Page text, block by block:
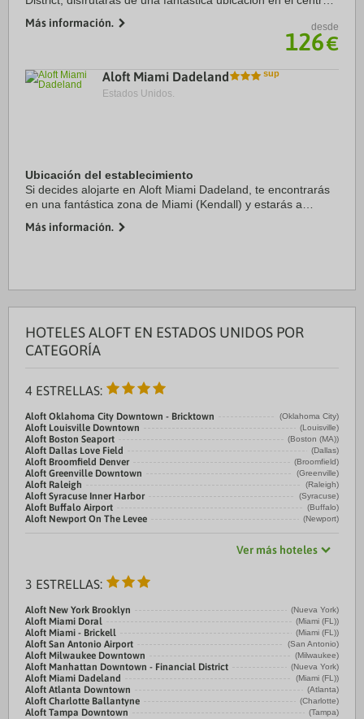
Brooklyn y Torre de la ...
Más información. desde
126€
Aloft Miami Dadeland
Estados Unidos.
Ubicación del establecimiento
Si decides alojarte en Aloft Miami Dadeland, te encontrarás
en una fantástica zona de Miami (Kendall) y estarás a
Universidad de Miami. Además, este hotel ...
Más información.
HOTELES ALOFT EN ESTADOS UNIDOS POR
CATEGORÍA
4 ESTRELLAS:
Aloft Oklahoma City Downtown - Bricktown (Oklahoma City)
Aloft Louisville Downtown (Louisville)
Aloft Boston Seaport (Boston (MA))
Aloft Dallas Love Field (Dallas)
Aloft Broomfield Denver (Broomfield)
Aloft Greenville Downtown (Greenville)
Aloft Raleigh (Raleigh)
Aloft Syracuse Inner Harbor (Syracuse)
Aloft Buffalo Airport (Buffalo)
Aloft Newport On The Levee (Newport)
Ver más hoteles
3 ESTRELLAS:
Aloft New York Brooklyn (Nueva York)
Aloft Miami Doral (Miami (FL))
Aloft Miami - Brickell (Miami (FL))
Aloft San Antonio Airport (San Antonio)
Aloft Milwaukee Downtown (Milwaukee)
Aloft Manhattan Downtown - Financial District (Nueva York)
Aloft Miami Dadeland (Miami (FL))
Aloft Atlanta Downtown (Atlanta)
Aloft Charlotte Ballantyne (Charlotte)
Aloft Tampa Downtown (Tampa)